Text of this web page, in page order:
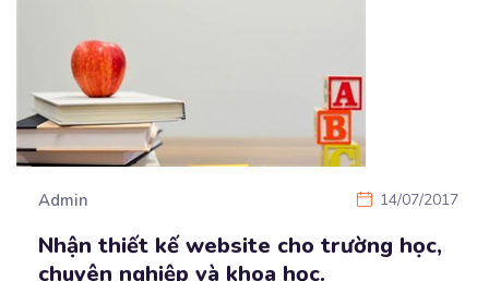
Admin 14/07/2017
Nhận thiết kế website cho trường học,
chuyên nghiệp và khoa học.